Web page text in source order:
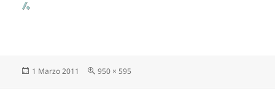
Scritto
1 Marzo 2011
Dimensione
950 × 595